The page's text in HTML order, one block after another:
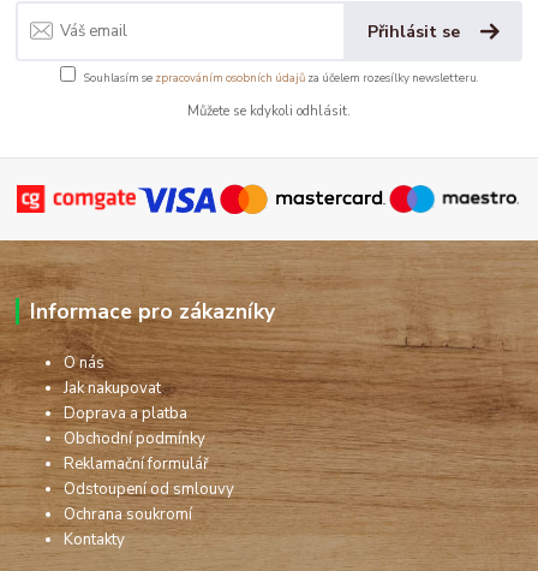
Přihlásit se
Souhlasím se zpracováním osobních údajůza účelem rozesílky newsletteru.
Můžete se kdykoli odhlásit.
Informace pro zákazníky
O nás
Jak nakupovat
Doprava a platba
Obchodní podmínky
Reklamační formulář
Odstoupení od smlouvy
Ochrana soukromí
Kontakty